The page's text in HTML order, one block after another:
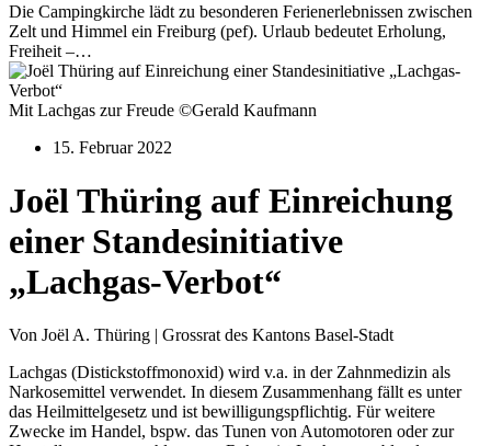
Die Campingkirche lädt zu besonderen Ferienerlebnissen zwischen
Zelt und Himmel ein Freiburg (pef). Urlaub bedeutet Erholung,
Freiheit –…
Mit Lachgas zur Freude ©Gerald Kaufmann
15. Februar 2022
Joël Thüring auf Einreichung
einer Standesinitiative
„Lachgas-Verbot“
Von Joël A. Thüring | Grossrat des Kantons Basel-Stadt
Lachgas (Distickstoffmonoxid) wird v.a. in der Zahnmedizin als
Narkosemittel verwendet. In diesem Zusammenhang fällt es unter
das Heilmittelgesetz und ist bewilligungspflichtig. Für weitere
Zwecke im Handel, bspw. das Tunen von Automotoren oder zur